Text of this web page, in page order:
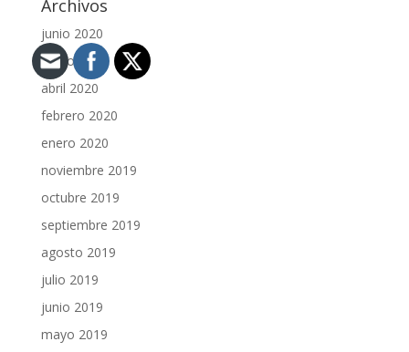
Archivos
junio 2020
mayo 2020
abril 2020
febrero 2020
enero 2020
noviembre 2019
octubre 2019
septiembre 2019
agosto 2019
julio 2019
junio 2019
mayo 2019